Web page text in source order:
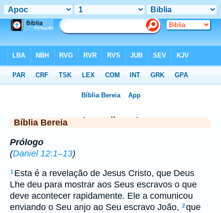
◄Apocalipse 1►
Bíblia Bereia
Prólogo
(Daniel 12:1–13)
1 Esta é a revelação de Jesus Cristo, que Deus
Lhe deu para mostrar aos Seus escravos o que
deve acontecer rapidamente. Ele a comunicou
enviando o Seu anjo ao Seu escravo João, 2que